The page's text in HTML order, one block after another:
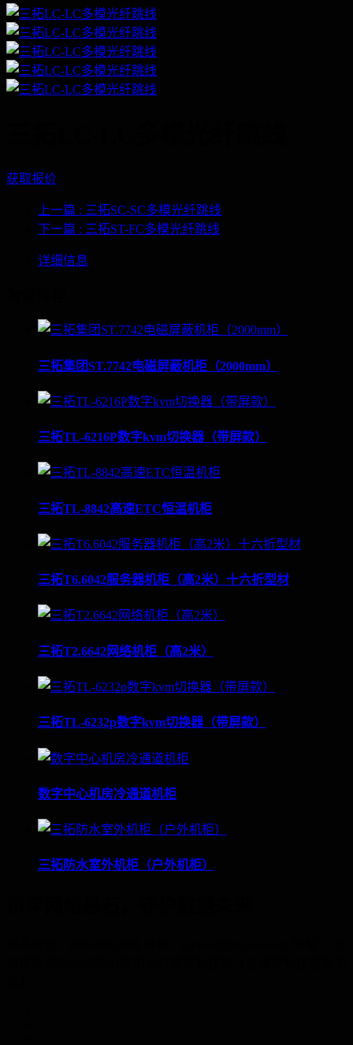
获取报价
上一篇 : 三拓SC-SC多模光纤跳线
下一篇 : 三拓ST-FC多模光纤跳线
详细信息
三拓集团ST.7742电磁屏蔽机柜（2000mm）
三拓TL-6216P数字kvm切换器（带屏款）
三拓TL-8842高速ETC恒温机柜
三拓T6.6042服务器机柜（高2米）十六折型材
三拓T2.6642网络机柜（高2米）
三拓TL-6232p数字kvm切换器（带屏款）
数字中心机房冷通道机柜
三拓防水室外机柜（户外机柜）